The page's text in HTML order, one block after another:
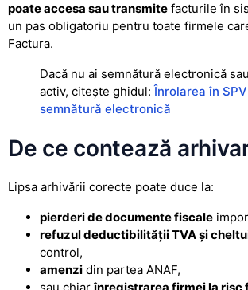
poate accesa sau transmite facturile în
un pas obligatoriu pentru toate firmele
Factura.
Dacă nu ai semnătură electronică
activ, citește ghidul:Înrolarea în
semnătură electronică
De ce contează
Lipsa arhivării corecte poate duce la:
pierderi de documente fiscale
refuzul deductibilității TVA și
control,
amenzi din partea ANAF,